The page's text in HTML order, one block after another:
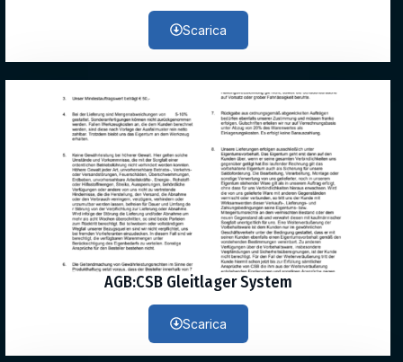
Scarica
AGB:CSB Gleitlager System
Scarica